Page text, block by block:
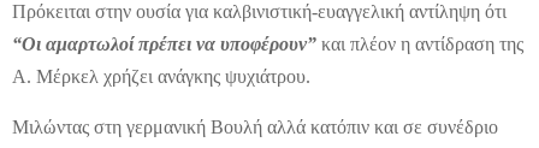
Πρόκειται στην ουσία για καλβινιστική-ευαγγελική αντίληψη ότι
“Οι αμαρτωλοί πρέπει να υποφέρουν” και πλέον η αντίδραση της
Α. Μέρκελ χρήζει ανάγκης ψυχιάτρου.
Μιλώντας στη γερμανική Βουλή αλλά κατόπιν και σε συνέδριο